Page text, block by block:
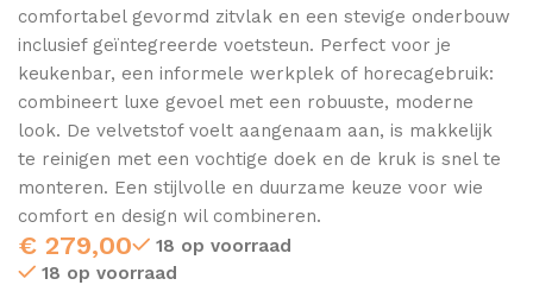
comfortabel gevormd zitvlak en een stevige onderbouw
inclusief geïntegreerde voetsteun. Perfect voor je
keukenbar, een informele werkplek of horecagebruik:
combineert luxe gevoel met een robuuste, moderne
look. De velvetstof voelt aangenaam aan, is makkelijk
te reinigen met een vochtige doek en de kruk is snel te
monteren. Een stijlvolle en duurzame keuze voor wie
comfort en design wil combineren.
€ 279,00
18 op voorraad
18 op voorraad